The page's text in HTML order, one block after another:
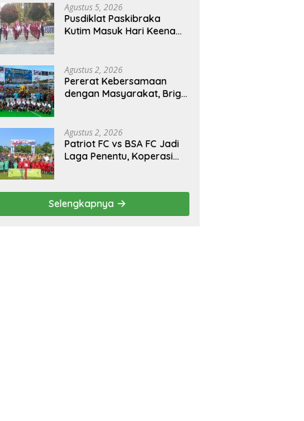
Agustus 5, 2026
Pusdiklat Paskibraka
Kutim Masuk Hari Keenam,
Agustus 2, 2026
Pererat Kebersamaan
dengan Masyarakat, Brigif
Danbrigif Cup I
Agustus 2, 2026
Patriot FC vs BSA FC Jadi
Laga Penentu, Koperasi
Selengkapnya